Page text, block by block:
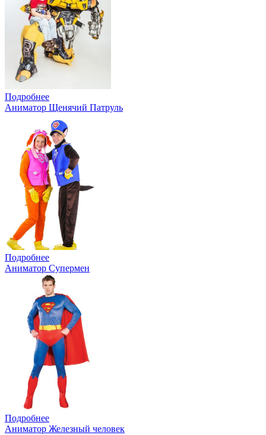
Подробнее
Аниматор Щенячий Патруль
Подробнее
Аниматор Супермен
Подробнее
Аниматор Железный человек